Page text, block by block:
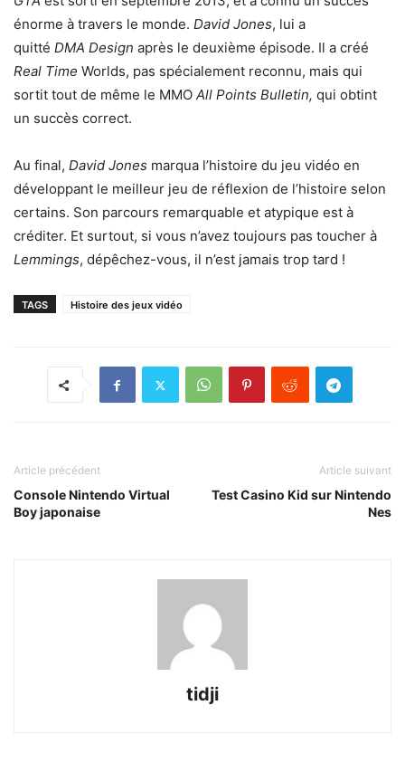
énorme à travers le monde. David Jones, lui a
quitté DMA Design après le deuxième épisode. Il a créé
Real Time Worlds, pas spécialement reconnu, mais qui
sortit tout de même le MMO All Points Bulletin, qui obtint
un succès correct.
Au final, David Jones marqua l’histoire du jeu vidéo en
développant le meilleur jeu de réflexion de l’histoire selon
certains. Son parcours remarquable et atypique est à
créditer. Et surtout, si vous n’avez toujours pas toucher à
Lemmings, dépêchez-vous, il n’est jamais trop tard !
TAGS Histoire des jeux vidéo
Article précédent
Console Nintendo Virtual
Boy japonaise
Article suivant
Test Casino Kid sur Nintendo
Nes
tidji